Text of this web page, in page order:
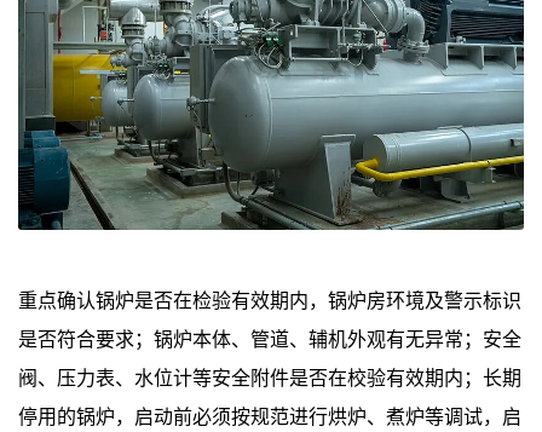
重点确认锅炉是否在检验有效期内，锅炉房环境及警示标识
是否符合要求；锅炉本体、管道、辅机外观有无异常；安全
阀、压力表、水位计等安全附件是否在校验有效期内；长期
停用的锅炉，启动前必须按规范进行烘炉、煮炉等调试，启